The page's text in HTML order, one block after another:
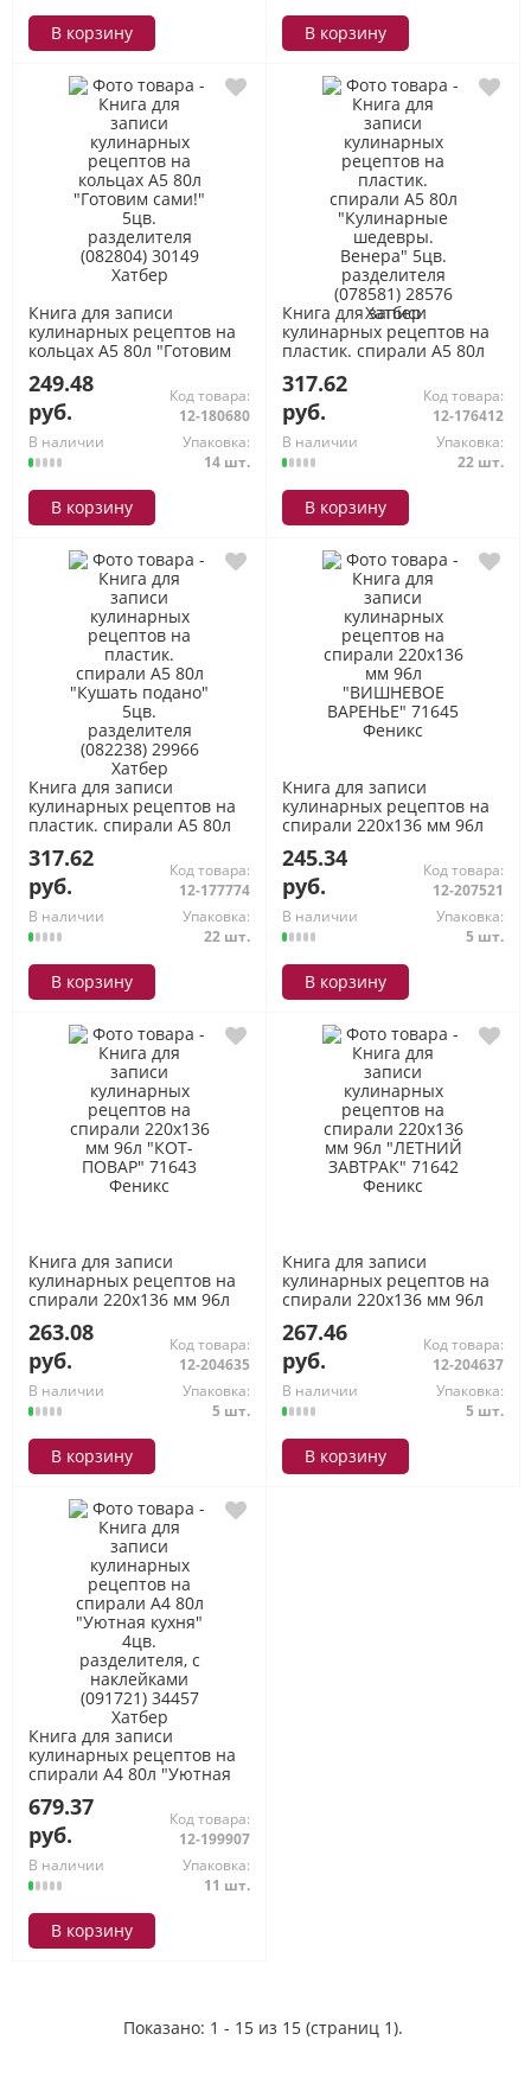
В корзину В корзину
Книга для записи
кулинарных рецептов на
кольцах А5 80л "Готовим
(082804) 30149 Хатбер
249.48
руб.
Код товара:
12-180680
В наличии
Упаковка:
14 шт.
В корзину
Книга для записи
кулинарных рецептов на
пластик. спирали А5 80л
Венера" 5цв. разделителя
(078581) 28576 Хатбер
317.62
руб.
Код товара:
12-176412
В наличии
Упаковка:
22 шт.
В корзину
Книга для записи
кулинарных рецептов на
пластик. спирали А5 80л
разделителя (082238)
29966 Хатбер
317.62
руб.
Код товара:
12-177774
В наличии
Упаковка:
22 шт.
В корзину
Книга для записи
кулинарных рецептов на
спирали 220х136 мм 96л
71645 Феникс
245.34
руб.
Код товара:
12-207521
В наличии
Упаковка:
5 шт.
В корзину
Книга для записи
кулинарных рецептов на
спирали 220х136 мм 96л
Феникс
263.08
руб.
Код товара:
12-204635
В наличии
Упаковка:
5 шт.
В корзину
Книга для записи
кулинарных рецептов на
спирали 220х136 мм 96л
Феникс
267.46
руб.
Код товара:
12-204637
В наличии
Упаковка:
5 шт.
В корзину
Книга для записи
кулинарных рецептов на
спирали А4 80л "Уютная
наклейками (091721) 34457
Хатбер
679.37
руб.
Код товара:
12-199907
В наличии
Упаковка:
11 шт.
В корзину
Показано: 1 - 15 из 15 (страниц 1).